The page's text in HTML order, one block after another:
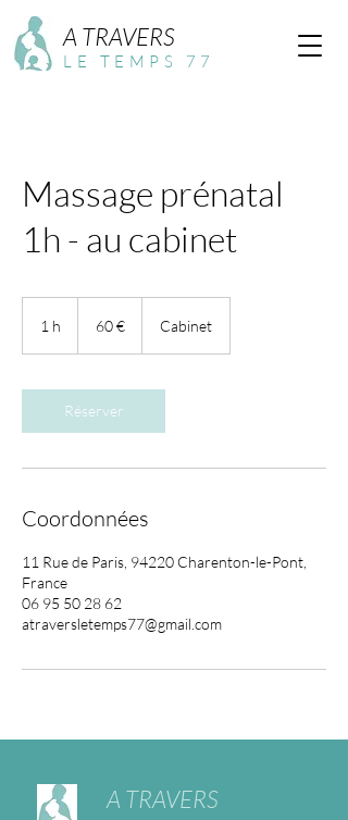
LE TEMPS 77
A TRAVERS
Massage prénatal
1h - au cabinet
1 h 60 € Cabinet
Réserver
Coordonnées
11 Rue de Paris, 94220 Charenton-le-Pont,
France
06 95 50 28 62
atraversletemps77@gmail.com
A TRAVERS